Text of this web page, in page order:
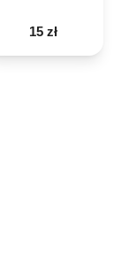
15 zł